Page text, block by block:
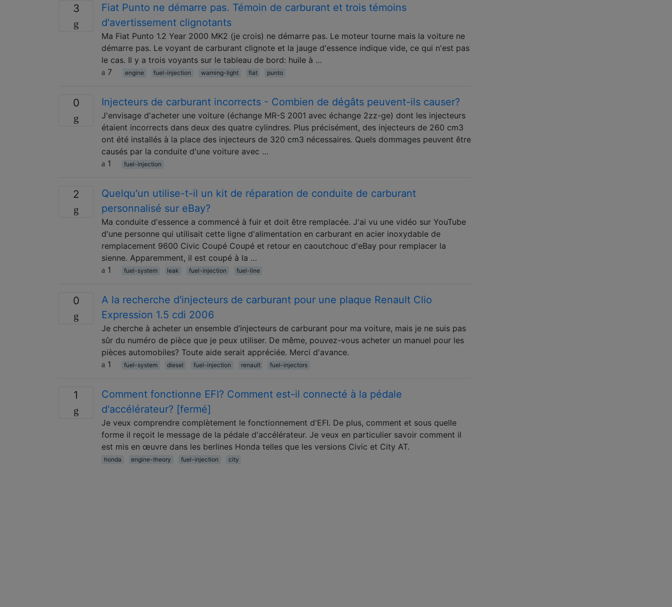
3
Fiat Punto ne démarre pas. Témoin de carburant et trois témoins
d'avertissement clignotants
Ma Fiat Punto 1.2 Year 2000 MK2 (je crois) ne démarre pas. Le moteur tourne mais la voiture ne
démarre pas. Le voyant de carburant clignote et la jauge d'essence indique vide, ce qui n'est pas
le cas. Il y a trois voyants sur le tableau de bord: huile à …
7
engine fuel-injection warning-light fiat punto
0 Injecteurs de carburant incorrects - Combien de dégâts peuvent-ils causer?
J'envisage d'acheter une voiture (échange MR-S 2001 avec échange 2zz-ge) dont les injecteurs
étaient incorrects dans deux des quatre cylindres. Plus précisément, des injecteurs de 260 cm3
ont été installés à la place des injecteurs de 320 cm3 nécessaires. Quels dommages peuvent être
causés par la conduite d'une voiture avec …
1
fuel-injection
2
Quelqu'un utilise-t-il un kit de réparation de conduite de carburant
personnalisé sur eBay?
Ma conduite d'essence a commencé à fuir et doit être remplacée. J'ai vu une vidéo sur YouTube
d'une personne qui utilisait cette ligne d'alimentation en carburant en acier inoxydable de
remplacement 9600 Civic Coupé Coupé et retour en caoutchouc d'eBay pour remplacer la
sienne. Apparemment, il est coupé à la …
1
fuel-system leak fuel-injection fuel-line
0
A la recherche d'injecteurs de carburant pour une plaque Renault Clio
Expression 1.5 cdi 2006
Je cherche à acheter un ensemble d’injecteurs de carburant pour ma voiture, mais je ne suis pas
sûr du numéro de pièce que je peux utiliser. De même, pouvez-vous acheter un manuel pour les
pièces automobiles? Toute aide serait appréciée. Merci d'avance.
1
fuel-system diesel fuel-injection renault fuel-injectors
1
Comment fonctionne EFI? Comment est-il connecté à la pédale
d'accélérateur? [fermé]
Je veux comprendre complètement le fonctionnement d'EFI. De plus, comment et sous quelle
forme il reçoit le message de la pédale d'accélérateur. Je veux en particulier savoir comment il
est mis en œuvre dans les berlines Honda telles que les versions Civic et City AT.
honda engine-theory fuel-injection city